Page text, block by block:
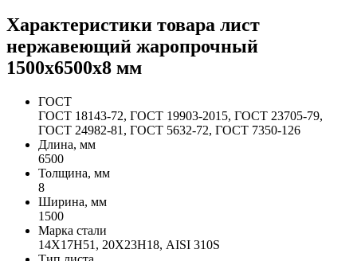
Характеристики товара лист
нержавеющий жаропрочный
1500х6500х8 мм
ГОСТ
ГОСТ 18143-72, ГОСТ 19903-2015, ГОСТ 23705-79,
ГОСТ 24982-81, ГОСТ 5632-72, ГОСТ 7350-126
Длина, мм
6500
Толщина, мм
8
Ширина, мм
1500
Марка стали
14Х17Н51, 20Х23Н18, AISI 310S